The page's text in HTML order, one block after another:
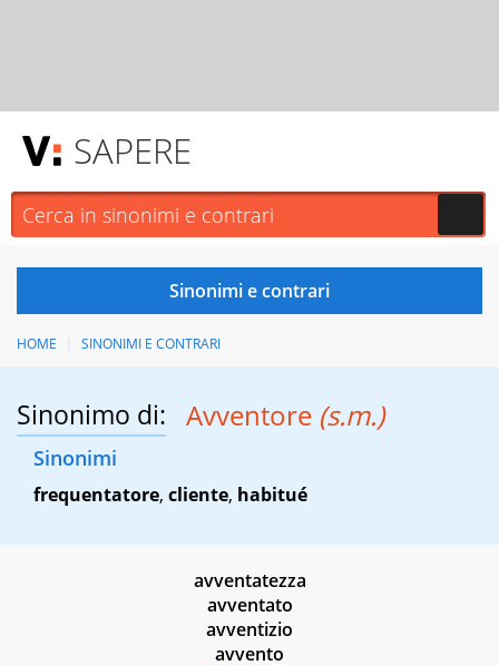
SAPERE
HOME SINONIMI E CONTRARI
Sinonimo di: Avventore (s.m.)
Sinonimi
frequentatore, cliente, habitué
avventatezza
avventato
avventizio
avvento